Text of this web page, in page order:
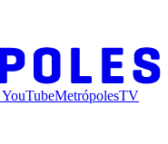
YouTubeMetrópolesTV